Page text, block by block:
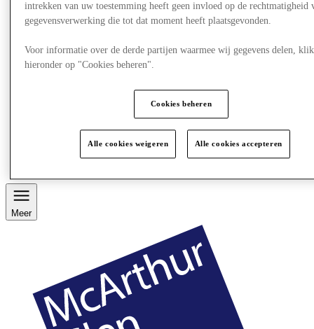
Restaurants
Meer
intrekken van uw toestemming heeft geen invloed op de rechtmatigheid
gegevensverwerking die tot dat moment heeft plaatsgevonden.
Voor informatie over de derde partijen waarmee wij gegevens delen,
hieronder op "Cookies beheren".
Cookies beheren
Alle cookies weigeren Alle cookies accepteren